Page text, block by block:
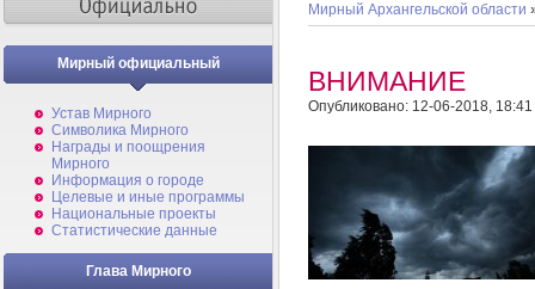
Мирный официальный
Устав Мирного
Символика Мирного
Награды и поощрения
Мирного
Информация о городе
Целевые и иные программы
Национальные проекты
Статистические данные
Глава Мирного
Мирный Архангельской области
ВНИМАНИЕ
Опубликовано: 12-06-2018, 18:41